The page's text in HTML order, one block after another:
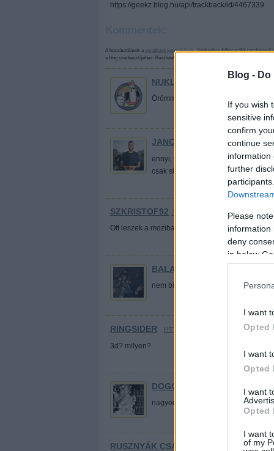
Blog -
If you wish
sensitive
confirm
continue
information
further
Please
information
deny
in below
I want
Opted
I want
Opted
I want
Opted
I want
of my
https://geekz.blog.hu/api/trackback/id/4467339
A hozzászólások avonatkozó jogszabályokértelmében felhasználói tartalomnak
a blog szerkesztőjéhez. Részletek a
NUKLEARIS_BAROMFI
Örömmel hallom.
JANCSA JANI HTTP://
ennyi, tökéletes kritika, köszönöm!
csak sima 3D :)
SZKRISTOF92 2012.04.22. 23:23:25
Ott leszek a moziban. Mindenáron.
BALAKIN
nem bírtam ki és beleolvastam a
RINGSIDER HTTP://
3d? milyen?
DOGGFATHER
nagyon meg kell nézni a filmet!
RUSZNYÁK CSABA 2012.04.23. 09:05:42